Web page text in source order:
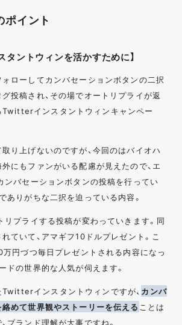
イント
タントウィンを活かすために】
ローしてカンバセーションボタンの二択
投稿され、その場でオートリプライが返
Twitterインスタントウィンキャンペー
り上げないのですが、今回のはバイオハ
にもファンがいる配慮が見えたので、エ
ンバセーションボタンの投稿を行ってい
ありがちな二択を迫っている内容。
プライする投稿が変わっていきます。同
ていて、アマギフ10ドルプレゼント。こ
円づつ毎日プレゼントされる内容になっ
ドの世界的な人気が伺えます。
インスタントウィンですが、 カンバ
めて世界観やストーリーを伝える ことは
ブランド理解が大事ですね。